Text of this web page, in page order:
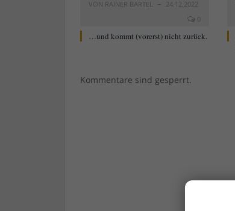
VON RAINER BARTEL
24.12.2022
0
…und kommt (vorerst) nicht zurück.
Kommentare sind gesperrt.